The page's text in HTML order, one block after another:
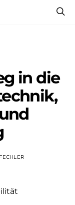
in die